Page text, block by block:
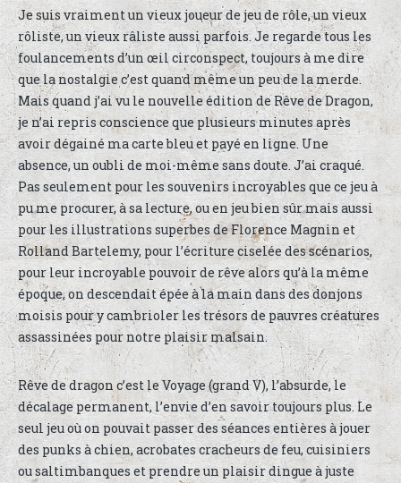
Je suis vraiment un vieux joueur de jeu de rôle, un vieux
rôliste, un vieux râliste aussi parfois. Je regarde tous les
foulancements d’un œil circonspect, toujours à me dire
que la nostalgie c’est quand même un peu de la merde.
Mais quand j’ai vu le nouvelle édition de Rêve de Dragon,
je n’ai repris conscience que plusieurs minutes après
avoir dégainé ma carte bleu et payé en ligne. Une
absence, un oubli de moi-même sans doute. J’ai craqué.
Pas seulement pour les souvenirs incroyables que ce jeu à
pu me procurer, à sa lecture, ou en jeu bien sûr mais aussi
pour les illustrations superbes de Florence Magnin et
Rolland Bartelemy, pour l’écriture ciselée des scénarios,
pour leur incroyable pouvoir de rêve alors qu’à la même
époque, on descendait épée à la main dans des donjons
moisis pour y cambrioler les trésors de pauvres créatures
assassinées pour notre plaisir malsain.
Rêve de dragon c’est le Voyage (grand V), l’absurde, le
décalage permanent, l’envie d’en savoir toujours plus. Le
seul jeu où on pouvait passer des séances entières à jouer
des punks à chien, acrobates cracheurs de feu, cuisiniers
ou saltimbanques et prendre un plaisir dingue à juste